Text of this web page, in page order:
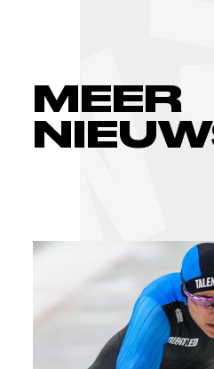
MEER